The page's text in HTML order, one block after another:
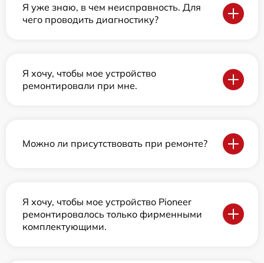
Я уже знаю, в чем неисправность. Для
чего проводить диагностику?
Я хочу, чтобы мое устройство
ремонтировали при мне.
Можно ли присутствовать при ремонте?
Я хочу, чтобы мое устройство Pioneer
ремонтировалось только фирменными
комплектующими.